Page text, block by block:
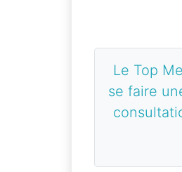
Le Top
se faire